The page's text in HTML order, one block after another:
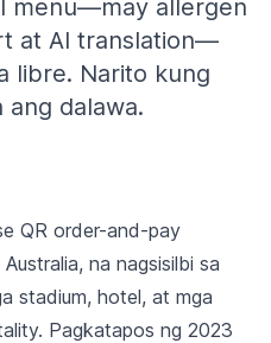
menu—may allergen
at AI translation—
libre. Narito kung
ang dalawa.
QR order-and-pay
na nagsisilbi sa
stadium, hotel, at mga
Pagkatapos ng 2023